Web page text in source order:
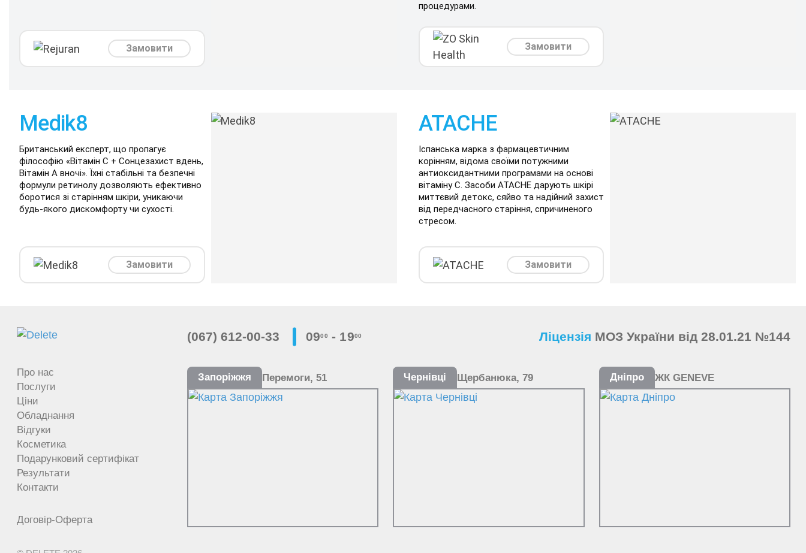
Замовити
процедурами.
Замовити
Medik8
Британський експерт, що пропагує
філософію «Вітамін C + Сонцезахист вдень,
Вітамін A вночі». Їхні стабільні та безпечні
формули ретинолу дозволяють ефективно
боротися зі старінням шкіри, уникаючи
будь-якого дискомфорту чи сухості.
Замовити
ATACHE
Іспанська марка з фармацевтичним
корінням, відома своїми потужними
антиоксидантними програмами на основі
вітаміну C. Засоби ATACHE дарують шкірі
миттєвий детокс, сяйво та надійний захист
від передчасного старіння, спричиненого
стресом.
Замовити
(067) 612-00-33 0900 - 1900 Ліцензія МОЗ України від 28.01.21 №144
Про нас
Послуги
Ціни
Обладнання
Відгуки
Косметика
Подарунковий сертифікат
Результати
Контакти
Договір-Оферта
Запоріжжя Перемоги, 51 Чернівці Щербанюка, 79 Дніпро ЖК GENEVE